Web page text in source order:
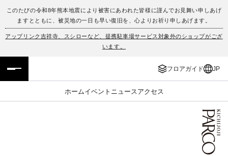
このたびの令和8年熊本地震により被害にあわれた皆様に謹んでお見舞い申しあげ
ますとともに、被災地の一日も早い復旧を、心よりお祈り申しあげます。
アップリンク吉祥寺、スシローなど、提携駐車場サービス対象外のショップがござ
います。
フロアガイド JP
ホームイベント ニュース アクセス
フロアガイド
イベント・ポップアップ
ニュース
ENGLISH
簡体字
한국어